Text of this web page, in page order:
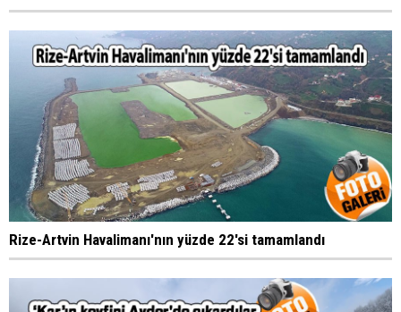
Rize-Artvin Havalimanı'nın yüzde 22'si tamamlandı